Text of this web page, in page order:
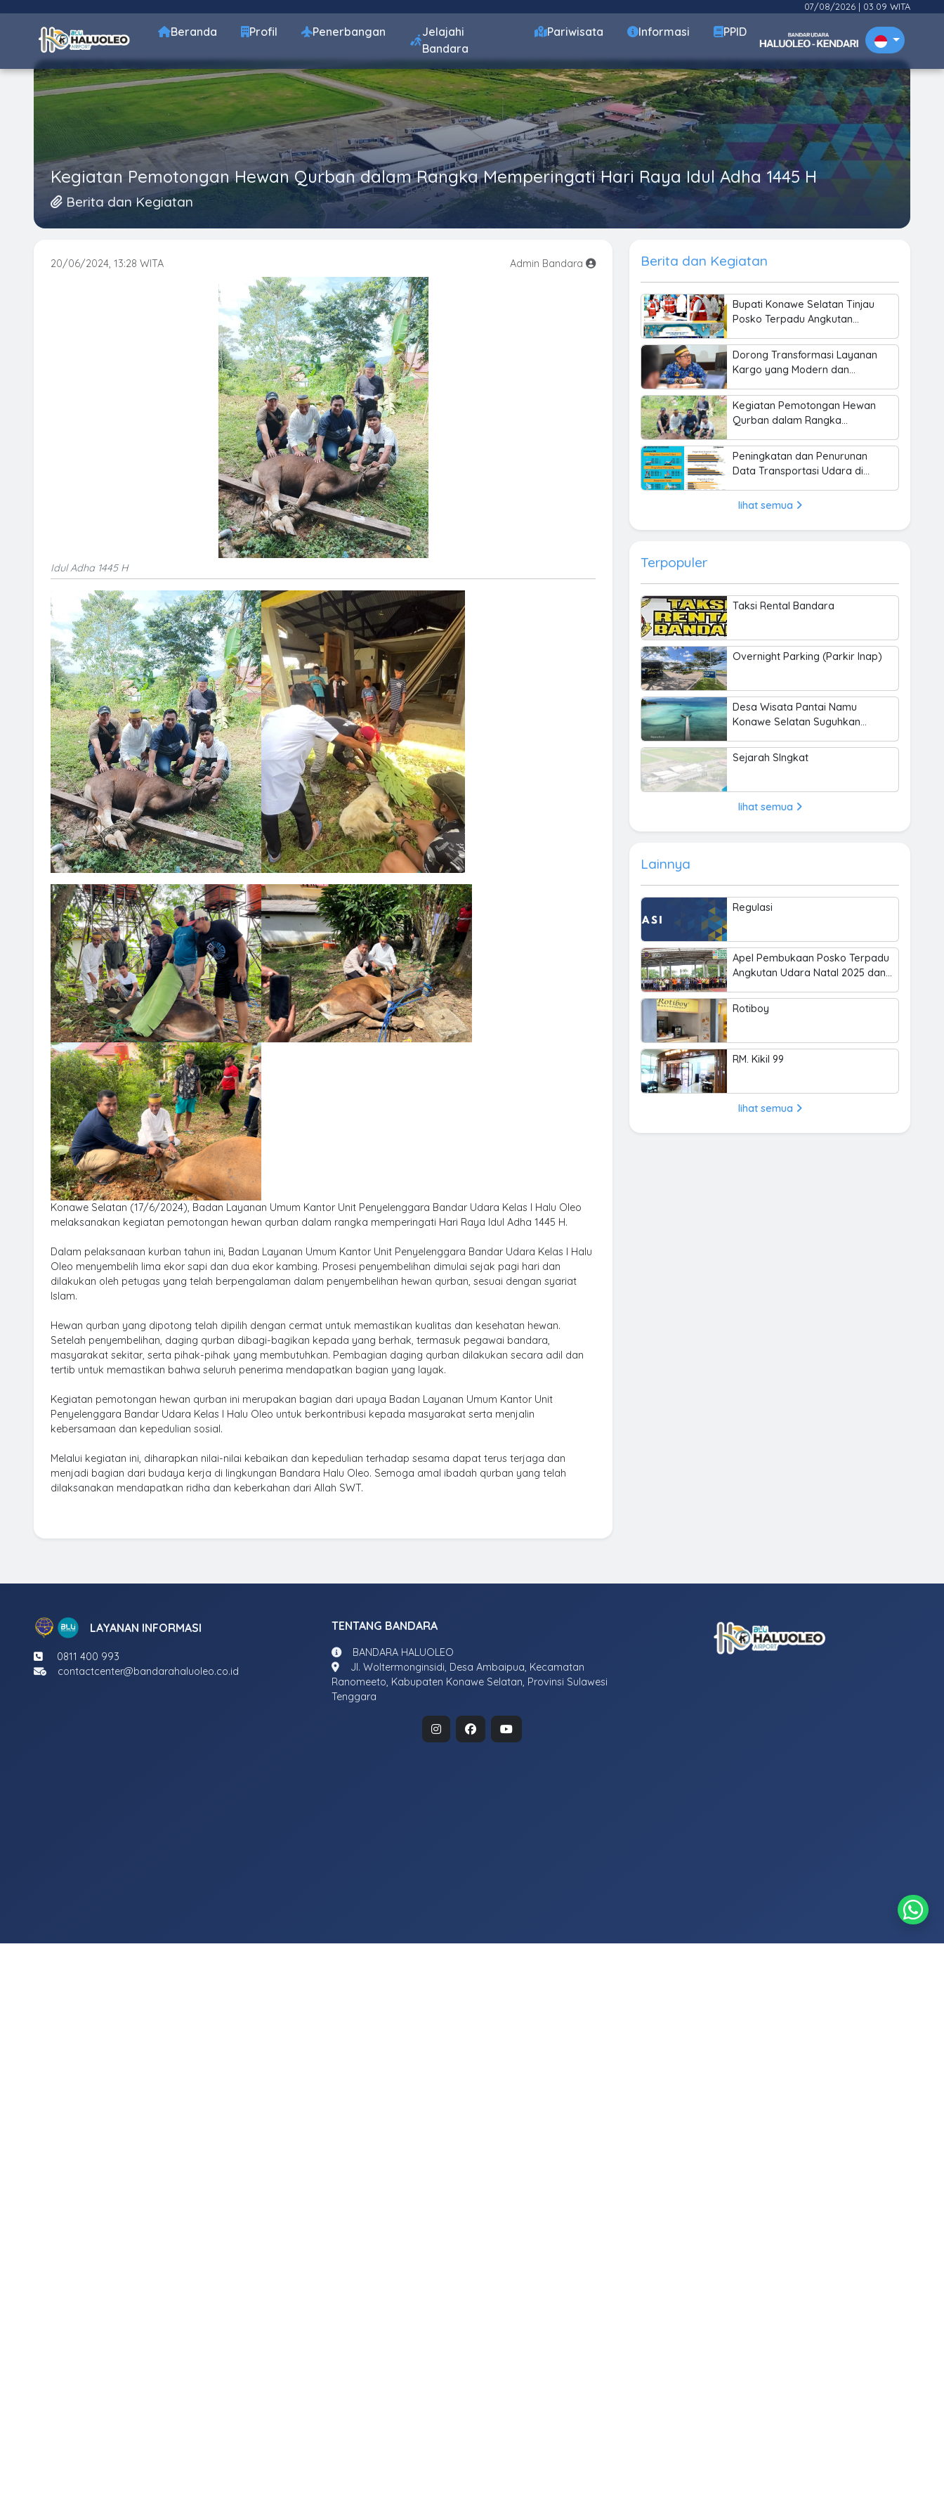
07/08/2026 | 03.09 WITA
Beranda Profil Penerbangan
Jelajahi
Bandara
Pariwisata Informasi PPID
Kegiatan Pemotongan Hewan Qurban dalam Rangka Memperingati Hari Raya Idul Adha 1445 H
Berita dan Kegiatan
20/06/2024, 13:28 WITA Admin Bandara
Idul Adha 1445 H
Konawe Selatan (17/6/2024), Badan Layanan Umum Kantor Unit Penyelenggara Bandar Udara Kelas I Halu Oleo
melaksanakan kegiatan pemotongan hewan qurban dalam rangka memperingati Hari Raya Idul Adha 1445 H.
Dalam pelaksanaan kurban tahun ini, Badan Layanan Umum Kantor Unit Penyelenggara Bandar Udara Kelas I Halu
Oleo menyembelih lima ekor sapi dan dua ekor kambing. Prosesi penyembelihan dimulai sejak pagi hari dan
dilakukan oleh petugas yang telah berpengalaman dalam penyembelihan hewan qurban, sesuai dengan syariat
Islam.
Hewan qurban yang dipotong telah dipilih dengan cermat untuk memastikan kualitas dan kesehatan hewan.
Setelah penyembelihan, daging qurban dibagi-bagikan kepada yang berhak, termasuk pegawai bandara,
masyarakat sekitar, serta pihak-pihak yang membutuhkan. Pembagian daging qurban dilakukan secara adil dan
tertib untuk memastikan bahwa seluruh penerima mendapatkan bagian yang layak.
Kegiatan pemotongan hewan qurban ini merupakan bagian dari upaya Badan Layanan Umum Kantor Unit
Penyelenggara Bandar Udara Kelas I Halu Oleo untuk berkontribusi kepada masyarakat serta menjalin
kebersamaan dan kepedulian sosial.
Melalui kegiatan ini, diharapkan nilai-nilai kebaikan dan kepedulian terhadap sesama dapat terus terjaga dan
menjadi bagian dari budaya kerja di lingkungan Bandara Halu Oleo. Semoga amal ibadah qurban yang telah
dilaksanakan mendapatkan ridha dan keberkahan dari Allah SWT.
Berita dan Kegiatan
Bupati Konawe Selatan Tinjau
Posko Terpadu Angkutan
Haluoleo
Dorong Transformasi Layanan
Kargo yang Modern dan
Kegiatan Pemotongan Hewan
Qurban dalam Rangka
Adha 1445 H
Peningkatan dan Penurunan
Data Transportasi Udara di
Tahun 2021-2024
lihat semua
Terpopuler
Taksi Rental Bandara
Overnight Parking (Parkir Inap)
Desa Wisata Pantai Namu
Konawe Selatan Suguhkan
Kearifan Lokal
Sejarah SIngkat
lihat semua
Lainnya
Regulasi
Apel Pembukaan Posko Terpadu
Angkutan Udara Natal 2025 dan
Haluoleo
Rotiboy
RM. Kikil 99
lihat semua
LAYANAN INFORMASI
0811 400 993
contactcenter@bandarahaluoleo.co.id
TENTANG BANDARA
BANDARA HALUOLEO
Jl. Woltermonginsidi, Desa Ambaipua, Kecamatan
Ranomeeto, Kabupaten Konawe Selatan, Provinsi Sulawesi
Tenggara